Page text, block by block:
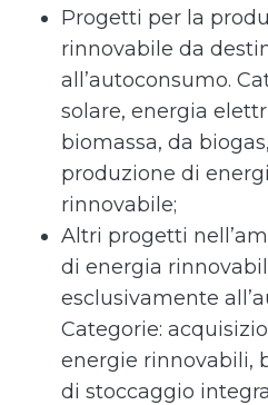
Progetti per la
rinnovabile da
all’autoconsumo.
solare, energia
biomassa, da
produzione di
rinnovabile;
Altri progetti
di energia
esclusivamente
Categorie:
energie rinnovabili,
di stoccaggio